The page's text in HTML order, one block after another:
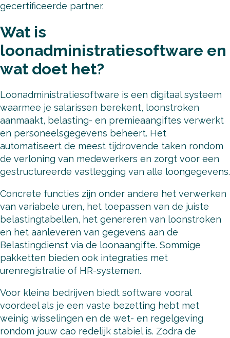
gecertificeerde partner.
Wat is
loonadministratiesoftware en
wat doet het?
Loonadministratiesoftware is een digitaal systeem
waarmee je salarissen berekent, loonstroken
aanmaakt, belasting- en premieaangiftes verwerkt
en personeelsgegevens beheert. Het
automatiseert de meest tijdrovende taken rondom
de verloning van medewerkers en zorgt voor een
gestructureerde vastlegging van alle loongegevens.
Concrete functies zijn onder andere het verwerken
van variabele uren, het toepassen van de juiste
belastingtabellen, het genereren van loonstroken
en het aanleveren van gegevens aan de
Belastingdienst via de loonaangifte. Sommige
pakketten bieden ook integraties met
urenregistratie of HR-systemen.
Voor kleine bedrijven biedt software vooral
voordeel als je een vaste bezetting hebt met
weinig wisselingen en de wet- en regelgeving
rondom jouw cao redelijk stabiel is. Zodra de